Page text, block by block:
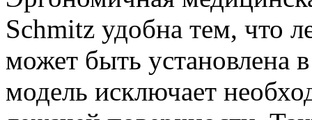
Schmitz удобна тем, что
может быть установлена
модель исключает